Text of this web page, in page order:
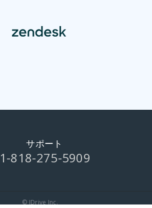
サポート
1-818-275-5909
© IDrive Inc.